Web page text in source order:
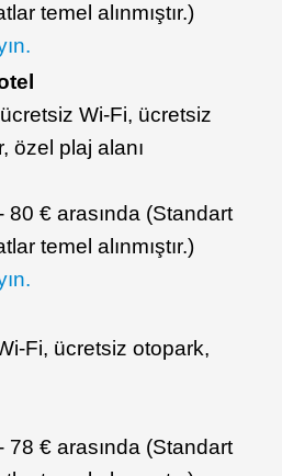
temel alınmıştır.)
ücretsiz Wi-Fi, ücretsiz
özel plaj alanı
80 € arasında (Standart
temel alınmıştır.)
Fi, ücretsiz otopark,
78 € arasında (Standart